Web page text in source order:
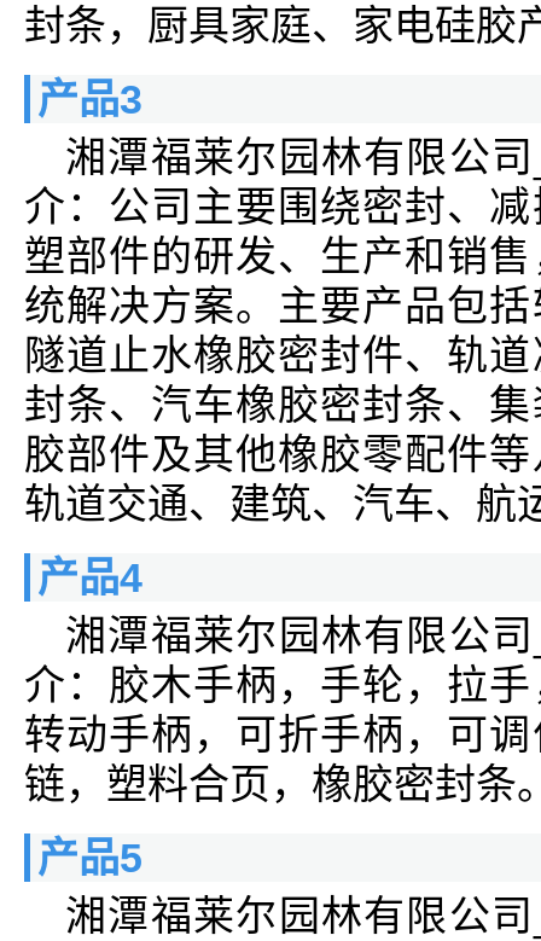
封条，厨具家庭、家电硅胶
产品3
湘潭福莱尔园林有限公
介：公司主要围绕密封、
塑部件的研发、生产和销
统解决方案。主要产品包
隧道止水橡胶密封件、轨
封条、汽车橡胶密封条、
胶部件及其他橡胶零配件
轨道交通、建筑、汽车、航
产品4
湘潭福莱尔园林有限公
介：胶木手柄，手轮，拉
转动手柄，可折手柄，可
链，塑料合页，橡胶密封条
产品5
湘潭福莱尔园林有限公